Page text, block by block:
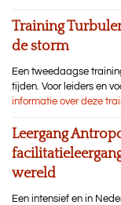
Training
de storm
Een tweedaagse
tijden. Voor leiders en
informatie over deze
Leergang
wereld
Een intensief en in